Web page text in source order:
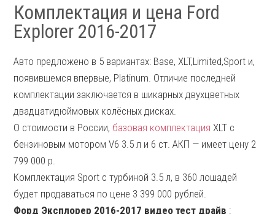
Комплектация и цена Ford
Explorer 2016-2017
Авто предложено в 5 вариантах: Base, XLT,Limited,Sport и,
появившемся впервые, Platinum. Отличие последней
комплектации заключается в шикарных двухцветных
двадцатидюймовых колёсных дисках.
О стоимости в России, базовая комплектация XLT с
бензиновым мотором V6 3.5 л и 6 ст. АКП — имеет цену 2
799 000 р.
Комплектация Sport с турбиной 3.5 л, в 360 лошадей
будет продаваться по цене 3 399 000 рублей.
Форд Эксплорер 2016-2017 видео тест драйв :